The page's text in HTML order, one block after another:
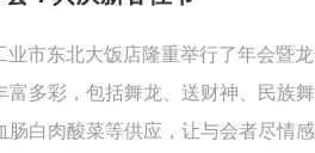
市东北大饭店隆重举行了年会暨
多彩，包括舞龙、送财神、民族
白肉酸菜等供应，让与会者尽情